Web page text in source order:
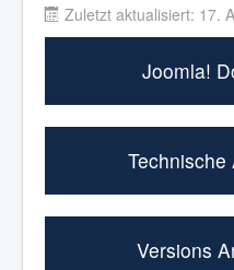
Zuletzt aktualisiert: 17.
Joomla!
Technische
Versions